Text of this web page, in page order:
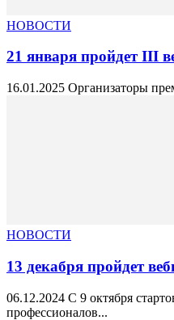
НОВОСТИ
21 января пройдет III
16.01.2025 Организаторы
НОВОСТИ
13 декабря пройдет
06.12.2024 С 9 октября
профессионалов...